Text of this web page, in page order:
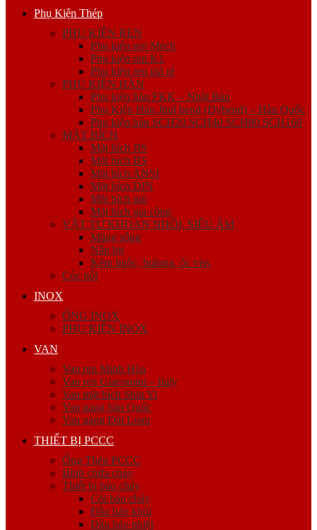
Phụ Kiện Thép
PHỤ KIỆN REN
Phụ kiện ren Mech
Phụ kiện ren K1
Phụ kiện ren giá rẻ
PHỤ KIỆN HÀN
Phụ kiện hàn FKK – Nhật Bản
Phụ Kiện Hàn Jinil bend (Dybend) – Hàn Quốc
Phụ kiện hàn SCH20 SCH40 SCH80 SCH160
MẶT BÍCH
Mặt bích JIS
Mặt bích BS
Mặt bích ANSI
Mặt bích DIN
Mặt bích mù
Mặt bích gia công
VẬT TƯ KHOAN NHỒI, SIÊU ÂM
Măng sông
Nắp bịt
Kẽm buộc, bulong, ốc viss
Cóc nối
INOX
ỐNG INOX
PHỤ KIỆN INOX
VAN
Van ren Minh Hòa
Van ren Giacomini – Italy
Van mặt bích Shin Yi
Van gang hàn Quốc
Van gang Đài Loan
THIẾT BỊ PCCC
Ống Thép PCCC
Bình chữa cháy
Thiết bị báo cháy
Còi báo cháy
Đầu báo khói
Đầu báo nhiệt